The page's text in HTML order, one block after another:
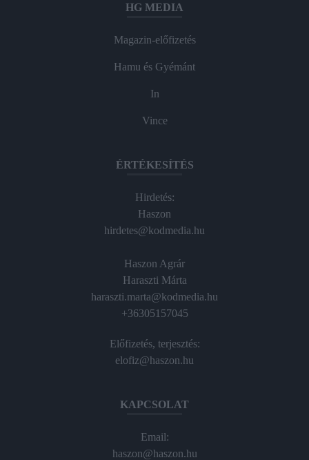
HG MEDIA
Magazin-előfizetés
Hamu és Gyémánt
In
Vince
ÉRTÉKESÍTÉS
Hirdetés:
Haszon
hirdetes@kodmedia.hu
Haszon Agrár
Haraszti Márta
haraszti.marta@kodmedia.hu
+36305157045
Előfizetés, terjesztés:
elofiz@haszon.hu
KAPCSOLAT
Email:
haszon@haszon.hu